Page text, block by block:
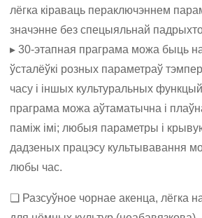
лёгка кіраваць пераключэннем
значэнне без спецыяльнай
▸ 30-этапная праграма можа быць
ўсталёўкі розных параметраў
часу і іншых культуральных
праграма можа аўтаматычна і
паміж імі; любыя параметры і
дадзеных працэсу культывавання
любы час.
❏ Разсуўное чорнае акенца, лёгка